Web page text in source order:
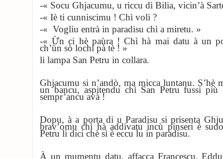
-« Socu Ghjacumu, u riccu di Bilia, vicin’à
-« Iè ti cunniscimu ! Chì voli ?
-« Vogliu entrà in paradisu chì a miretu. »
-« Ừn ci hè paùra ! Chì hà mai datu à un
ch’ùn sò lochi pà tè ! »
li lampa San Petru in collara.
Ghjacumu si n’andò, ma micca luntanu. S’hè
un bancu, aspitendu chì San Petru fussi più
sempr’ancu avà !
Dopu, à a porta di u Paradisu si prisenta
brav’omu chì hà addivatu incù pinseri è
Petru li dici chè sì è eccu lu in paradisu.
À un mumentu datu, affacca Francescu.